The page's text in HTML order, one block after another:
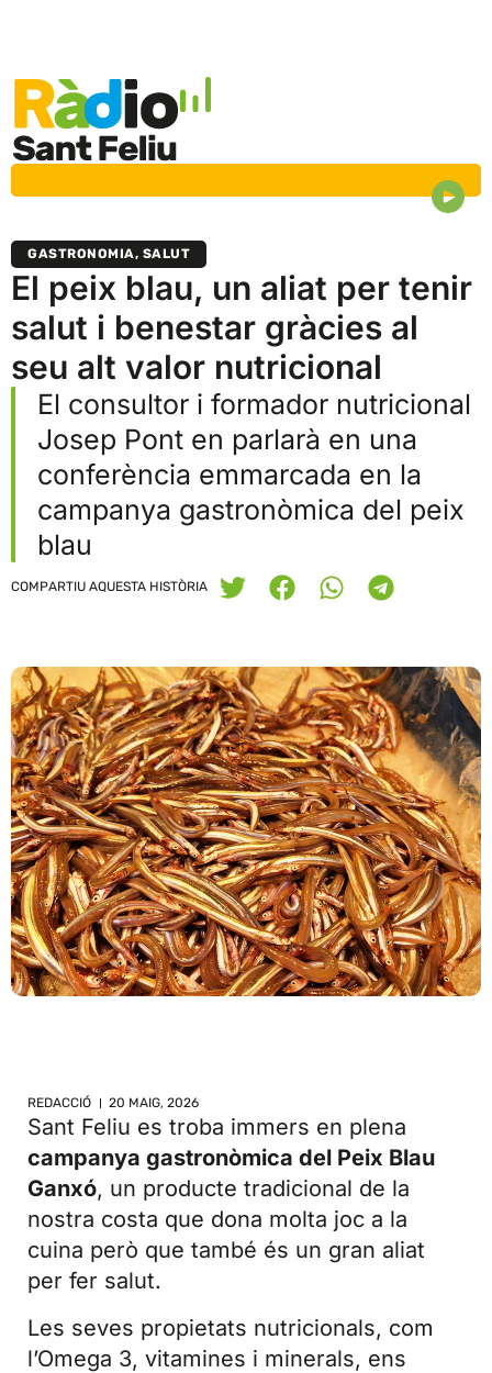
GASTRONOMIA, SALUT
El peix blau, un aliat per tenir
salut i benestar gràcies al
seu alt valor nutricional
El consultor i formador nutricional
Josep Pont en parlarà en una
conferència emmarcada en la
campanya gastronòmica del peix
blau
COMPARTIU AQUESTA HISTÒRIA
REDACCIÓ 20 MAIG, 2026
Sant Feliu es troba immers en plena
campanya gastronòmica del Peix Blau
Ganxó, un producte tradicional de la
nostra costa que dona molta joc a la
cuina però que també és un gran aliat
per fer salut.
Les seves propietats nutricionals, com
l’Omega 3, vitamines i minerals, ens